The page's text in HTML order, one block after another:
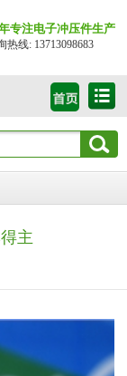
专注电子冲压件生产
热线: 13713098683
主